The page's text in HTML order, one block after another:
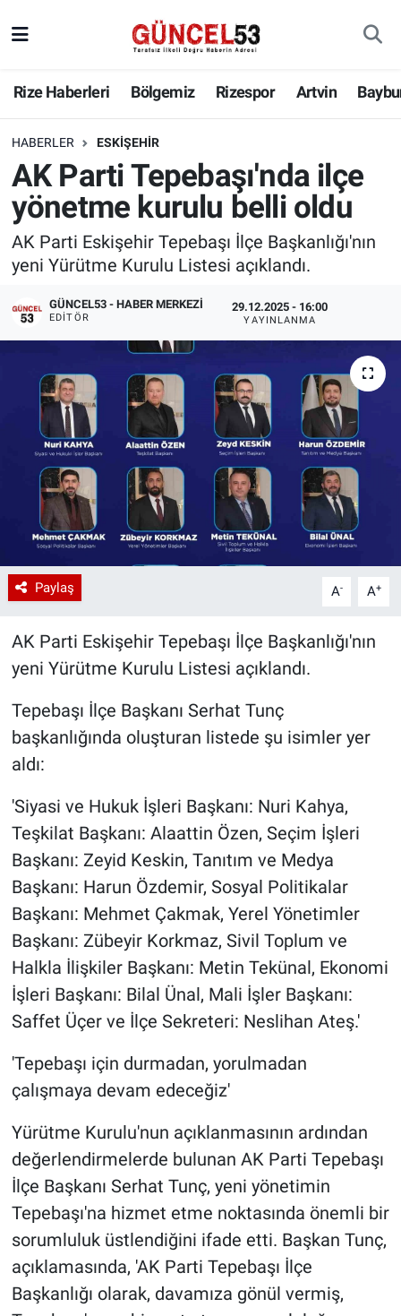
Rize Haberleri Bölgemiz Rizespor Artvin
HABERLER ESKIŞEHIR
AK Parti Tepebaşı'nda ilçe
yönetme kurulu belli oldu
AK Parti Eskişehir Tepebaşı İlçe Başkanlığı'nın
yeni Yürütme Kurulu Listesi açıklandı.
GÜNCEL53 - HABER MERKEZI
EDITÖR
29.12.2025 - 16:00
YAYINLANMA
Paylaş A- A+
AK Parti Eskişehir Tepebaşı İlçe Başkanlığı'nın
yeni Yürütme Kurulu Listesi açıklandı.
Tepebaşı İlçe Başkanı Serhat Tunç
başkanlığında oluşturan listede şu isimler yer
aldı:
'Siyasi ve Hukuk İşleri Başkanı: Nuri Kahya,
Teşkilat Başkanı: Alaattin Özen, Seçim İşleri
Başkanı: Zeyid Keskin, Tanıtım ve Medya
Başkanı: Harun Özdemir, Sosyal Politikalar
Başkanı: Mehmet Çakmak, Yerel Yönetimler
Başkanı: Zübeyir Korkmaz, Sivil Toplum ve
Halkla İlişkiler Başkanı: Metin Tekünal, Ekonomi
İşleri Başkanı: Bilal Ünal, Mali İşler Başkanı:
Saffet Üçer ve İlçe Sekreteri: Neslihan Ateş.'
'Tepebaşı için durmadan, yorulmadan
çalışmaya devam edeceğiz'
Yürütme Kurulu'nun açıklanmasının ardından
değerlendirmelerde bulunan AK Parti Tepebaşı
İlçe Başkanı Serhat Tunç, yeni yönetimin
Tepebaşı'na hizmet etme noktasında önemli bir
sorumluluk üstlendiğini ifade etti. Başkan Tunç,
açıklamasında, 'AK Parti Tepebaşı İlçe
Başkanlığı olarak, davamıza gönül vermiş,